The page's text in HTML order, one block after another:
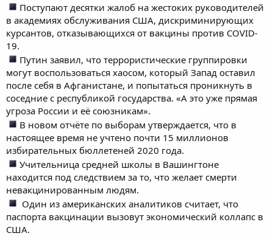
Поступают десятки жалоб на жестоких руководителей
в академиях обслуживания США, дискриминирующих
курсантов, отказывающихся от вакцины против COVID-
19.
Путин заявил, что террористические группировки
могут воспользоваться хаосом, который Запад оставил
после себя в Афганистане, и попытаться проникнуть в
соседние с республикой государства. «А это уже прямая
угроза России и её союзникам».
В новом отчёте по выборам утверждается, что в
настоящее время не учтено почти 15 миллионов
избирательных бюллетеней 2020 года.
Учительница средней школы в Вашингтоне
находится под следствием за то, что желает смерти
невакцинированным людям.
Один из американских аналитиков считает, что
паспорта вакцинации вызовут экономический коллапс в
США.